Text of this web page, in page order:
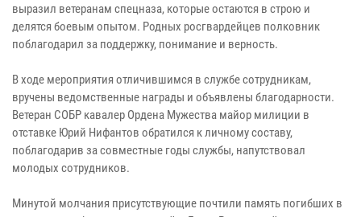
выразил ветеранам спецназа, которые остаются в строю и
делятся боевым опытом. Родных росгвардейцев полковник
поблагодарил за поддержку, понимание и верность.
В ходе мероприятия отличившимся в службе сотрудникам,
вручены ведомственные награды и объявлены благодарности.
Ветеран СОБР кавалер Ордена Мужества майор милиции в
отставке Юрий Нифантов обратился к личному составу,
поблагодарив за совместные годы службы, напутствовал
молодых сотрудников.
Минутой молчания присутствующие почтили память погибших в